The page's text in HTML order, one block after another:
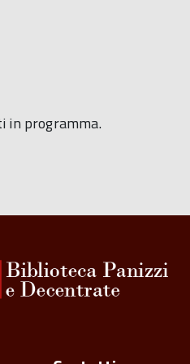
in programma.